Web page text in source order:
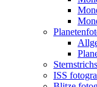
ISS